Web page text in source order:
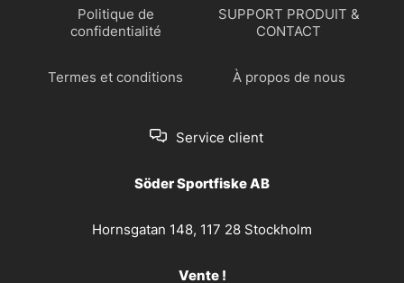
Politique de
confidentialité
SUPPORT PRODUIT &
CONTACT
Termes et conditions À propos de nous
Service client
Söder Sportfiske AB
Hornsgatan 148, 117 28 Stockholm
Vente !